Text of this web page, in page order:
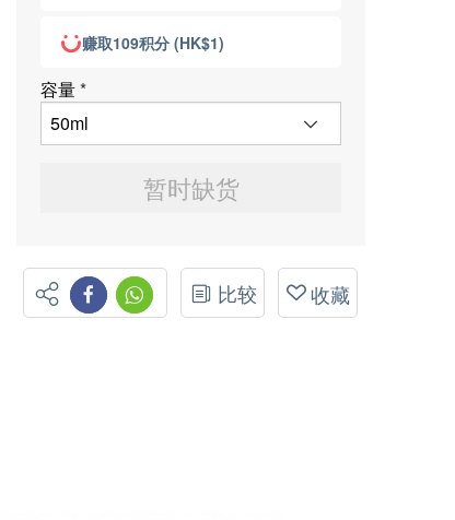
赚取109积分 (HK$1)
容量*
暂时缺货
比较 收藏